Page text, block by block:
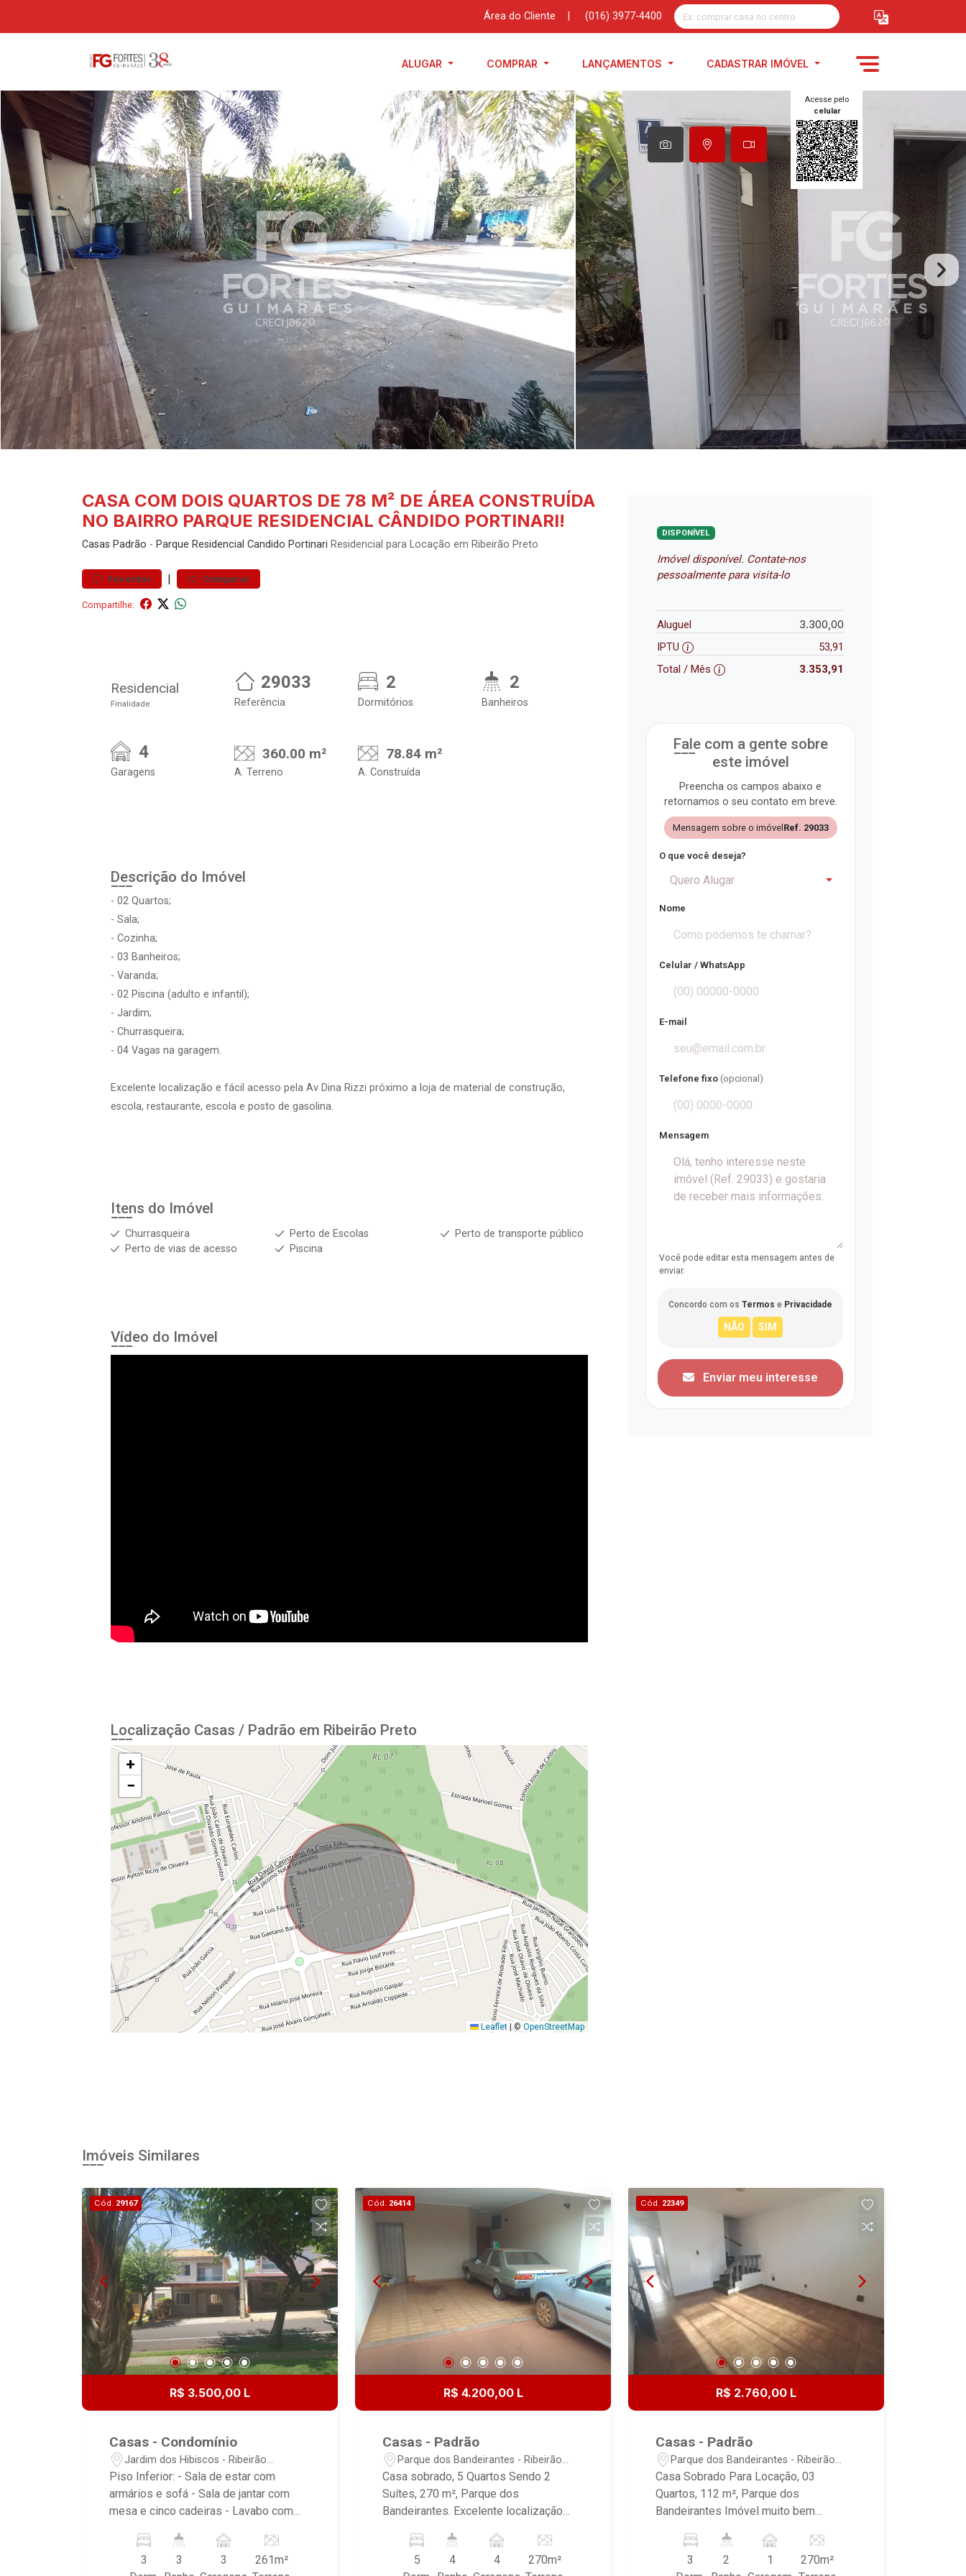
Área do Cliente (016) 3977-4400
ALUGAR COMPRAR LANÇAMENTOS CADASTRAR IMÓVEL
Acesse pelo
celular
CASA COM DOIS QUARTOS DE 78 M² DE ÁREA CONSTRUÍDA
NO BAIRRO PARQUE RESIDENCIAL CÂNDIDO PORTINARI!
Casas Padrão - Parque Residencial Candido Portinari Residencial para Locação em Ribeirão Preto
Favoritar | Comparar
Compartilhe:
Residencial
Finalidade
29033
Referência
2
Dormitórios
2
Banheiros
4
Garagens
360.00 m²
A. Terreno
78.84 m²
A. Construída
Descrição do Imóvel
- 02 Quartos;
- Sala;
- Cozinha;
- 03 Banheiros;
- Varanda;
- 02 Piscina (adulto e infantil);
- Jardim;
- Churrasqueira;
- 04 Vagas na garagem.
Excelente localização e fácil acesso pela Av Dina Rizzi próximo a loja de material de construção,
escola, restaurante, escola e posto de gasolina.
Itens do Imóvel
Churrasqueira Perto de Escolas
Perto de transporte público
Perto de vias de acesso
Piscina
Vídeo do Imóvel
Localização Casas / Padrão em Ribeirão Preto
+
−
Leaflet |© OpenStreetMap
DISPONÍVEL
Imóvel disponível. Contate-nos
pessoalmente para visita-lo
Aluguel 3.300,00
IPTU
53,91
Total / Mês
3.353,91
Fale com a gente sobre
este imóvel
Preencha os campos abaixo e
retornamos o seu contato em breve.
Mensagem sobre o imóvel Ref. 29033
O que você deseja?
Quero Alugar
Nome
Celular / WhatsApp
E-mail
Telefone fixo (opcional)
Mensagem
Você pode editar esta mensagem antes de
enviar.
Concordo com os Termos e Privacidade
Enviar meu interesse
Imóveis Similares
Cód. 29167
R$ 3.500,00 L
Casas - Condomínio
Jardim dos Hibiscos - Ribeirão
Preto/SP
Piso Inferior: - Sala de estar com
armários e sofá - Sala de jantar com
mesa e cinco cadeiras - Lavabo com
armários, geladeira, cooktop e coifa -
Área gourmet com armários,
3
3
3
261m²
Cód. 26414
R$ 4.200,00 L
Casas - Padrão
Parque dos Bandeirantes - Ribeirão
Preto/SP
Casa sobrado, 5 Quartos Sendo 2
Suítes, 270 m², Parque dos
Bandeirantes. Excelente localização
Bevilacqua, comercio local, escola,
supermercado, academia com fácil
5
4
4
270m²
Cód. 22349
R$ 2.760,00 L
Casas - Padrão
Parque dos Bandeirantes - Ribeirão
Preto/SP
Casa Sobrado Para Locação, 03
Quartos, 112 m², Parque dos
Bandeirantes Imóvel muito bem
familiar. Próximo a diversos comércios
como padarias, postos de gasolina,
3
2
1
270m²